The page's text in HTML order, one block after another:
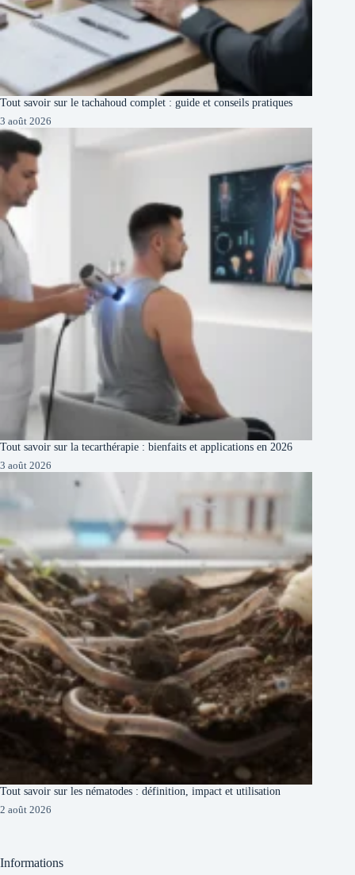
Tout savoir sur le tachahoud complet : guide et conseils pratiques
3 août 2026
Tout savoir sur la tecarthérapie : bienfaits et applications en 2026
3 août 2026
Tout savoir sur les nématodes : définition, impact et utilisation
2 août 2026
Informations